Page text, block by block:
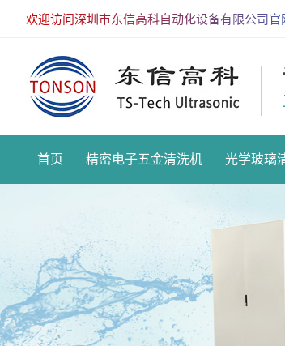
欢迎访问深圳市东信高科自动化设备有限公司官
首页 精密电子五金清洗机 光学玻璃